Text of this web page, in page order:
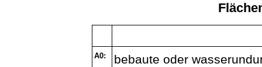
A0:
bebaute oder